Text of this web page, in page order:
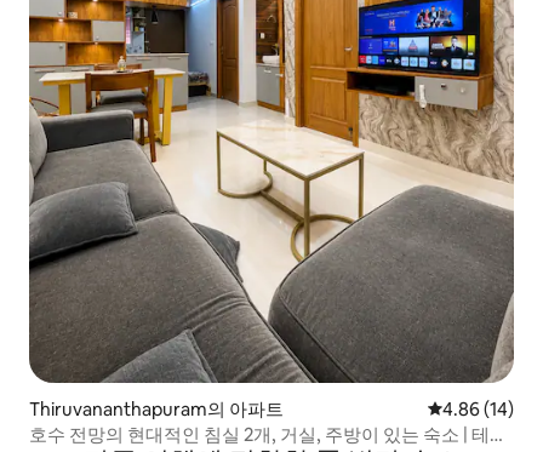
Thiruvananthapuram의 아파트 평점 4.86점(5
4.86 (14)
호수 전망의 현대적인 침실 2개, 거실, 주방이 있는 숙소 | 테크